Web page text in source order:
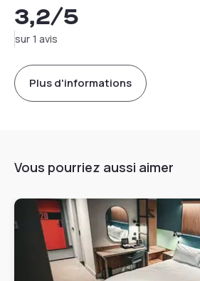
3,2/5
sur 1 avis
Plus d'informations
Vous pourriez aussi aimer